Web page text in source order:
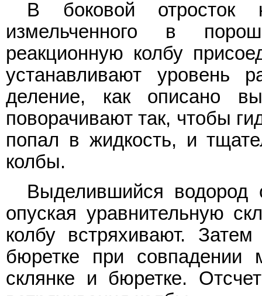
В боковой
измельченного в
реакционную колбу
устанавливают уровень
деление, как описано
поворачивают так, чтобы
попал в жидкость, и
колбы.
Выделившийся водород
опуская уравнительную
колбу встряхивают.
бюретке при совпадении
склянке и бюретке.